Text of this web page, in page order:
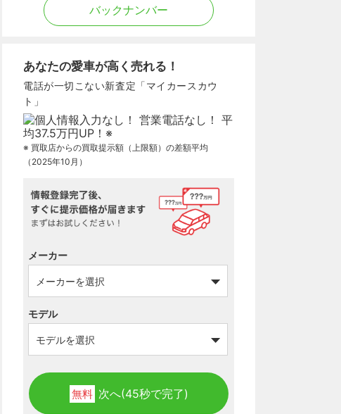
バックナンバー
あなたの愛車が高く売れる！
電話が一切こない新査定「マイカースカウ
ト」
※ 買取店からの買取提示額（上限額）の差額平均
（2025年10月）
メーカー
モデル
無料 次へ(45秒で完了)